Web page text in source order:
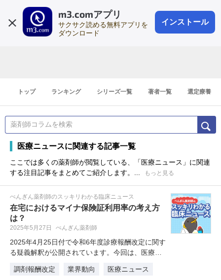
m3.comアプリ
サクサク読める無料アプリを
ダウンロード
インストール
会員登録
登録1分
トップ ランキング シリーズ一覧 著者一覧 選定療養
医療ニュースに関連する記事一覧
ここでは多くの薬剤師が閲覧している、「医療ニュース」に関連
する注目記事をまとめてご紹介します。...
もっと見る
ぺんぎん薬剤師のスッキリわかる臨床ニュース
在宅におけるマイナ保険証利用率の考え方
は？
2025年5月27日 ぺんぎん薬剤師
2025年4月25日付で令和6年度診療報酬改定に関す
る疑義解釈が公開されています。今回は、医療DX
調剤報酬改定
業界動向 医療ニュース